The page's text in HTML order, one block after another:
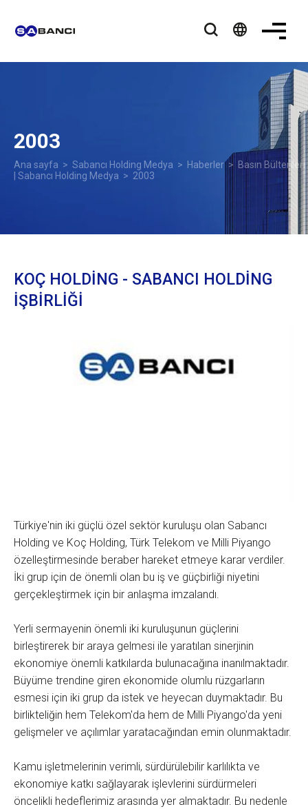
language
2003
Ana sayfa > Sabancı Holding Medya > Haberler> Basın Bültenleri
| Sabancı Holding Medya > 2003
KOÇ HOLDİNG - SABANCI HOLDİNG
İŞBİRLİĞİ
Türkiye'nin iki güçlü özel sektör kuruluşu olan Sabancı
Holding ve Koç Holding, Türk Telekom ve Milli Piyango
özelleştirmesinde beraber hareket etmeye karar verdiler.
İki grup için de önemli olan bu iş ve güçbirliği niyetini
gerçekleştirmek için bir anlaşma imzalandı.
Yerli sermayenin önemli iki kuruluşunun güçlerini
birleştirerek bir araya gelmesi ile yaratılan sinerjinin
ekonomiye önemli katkılarda bulunacağına inanılmaktadır.
Büyüme trendine giren ekonomide olumlu rüzgarların
esmesi için iki grup da istek ve heyecan duymaktadır. Bu
birlikteliğin hem Telekom'da hem de Milli Piyango'da yeni
gelişmeler ve açılımlar yaratacağından emin olunmaktadır.
Kamu işletmelerinin verimli, sürdürülebilir karlılıkta ve
ekonomiye katkı sağlayarak işlevlerini sürdürmeleri
öncelikli hedeflerimiz arasında yer almaktadır. Bu nedenle